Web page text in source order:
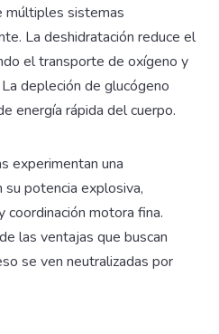
múltiples sistemas
La deshidratación reduce el
el transporte de oxígeno y
depleción de glucógeno
energía rápida del cuerpo.
experimentan una
su potencia explosiva,
coordinación motora fina.
las ventajas que buscan
se ven neutralizadas por